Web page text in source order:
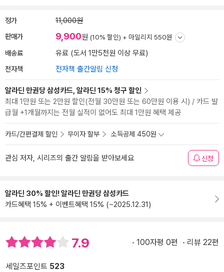
정가 11,000원
판매가 9,900원 (10% 할인) + 마일리지 550원
배송료 유료 (도서 1만5천원 이상 무료)
전자책 전자책 출간알림 신청
알라딘 만권당 삼성카드, 알라딘 15% 청구 할인
최대 1만원 또는 2만원 할인(전월 30만원 또는 60만원 이용 시) / 카드 발
급월 +1개월까지는 전월 실적이 없어도 최대 1만원 혜택 제공
카드/간편결제 할인 무이자 할부 소득공제 450원
관심 저자, 시리즈의 출간 알림을 받아보세요 신청
알라딘 30% 할인! 알라딘 만권당 삼성카드
카드혜택 15% + 이벤트혜택 15% (~2025.12.31)
7.9 100자평 0편 리뷰 22편
세일즈포인트 523